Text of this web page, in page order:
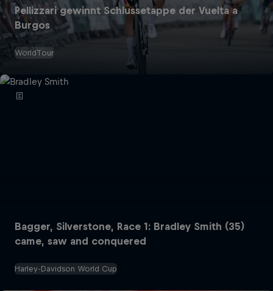
Pellizzari gewinnt Schlussetappe der Vuelta a
Burgos
WorldTour
Bagger, Silverstone, Race 1: Bradley Smith (35)
came, saw and conquered
Harley-Davidson World Cup